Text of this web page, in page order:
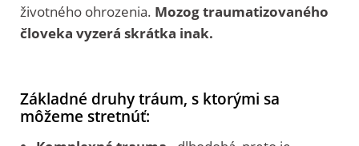
životného ohrozenia. Mozog traumatizovaného
človeka vyzerá skrátka inak.
Základné druhy tráum, s ktorými sa
môžeme stretnúť: